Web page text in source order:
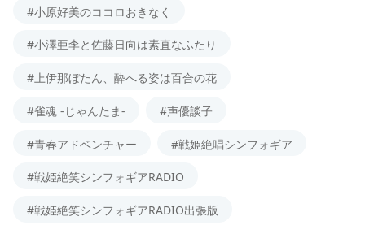
#小原好美のココロおきなく
#小澤亜李と佐藤日向は素直なふたり
#上伊那ぼたん、酔へる姿は百合の花
#雀魂 -じゃんたま- #声優談子
#青春アドベンチャー #戦姫絶唱シンフォギア
#戦姫絶笑シンフォギアRADIO
#戦姫絶笑シンフォギアRADIO出張版